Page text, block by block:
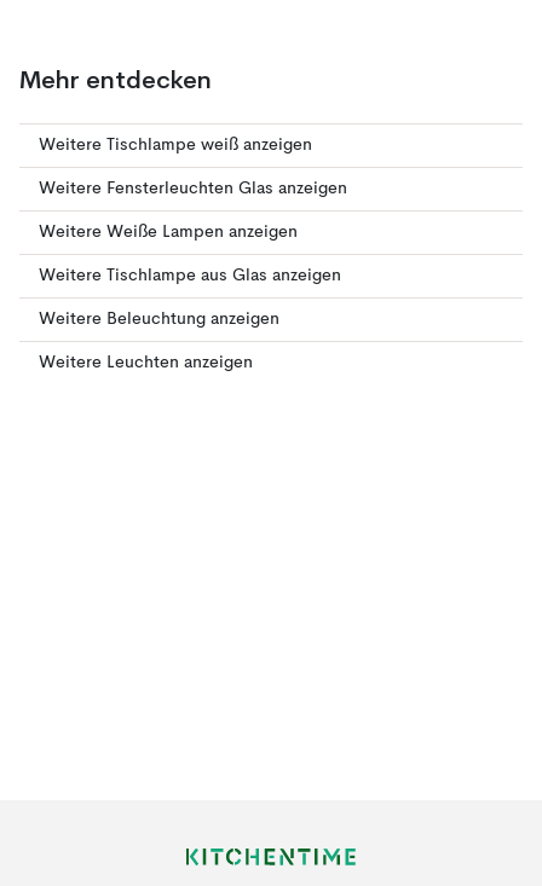
Mehr entdecken
Weitere Tischlampe weiß anzeigen
Weitere Fensterleuchten Glas anzeigen
Weitere Weiße Lampen anzeigen
Weitere Tischlampe aus Glas anzeigen
Weitere Beleuchtung anzeigen
Weitere Leuchten anzeigen